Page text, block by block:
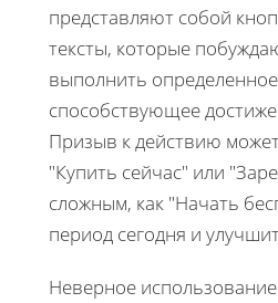
представляют собой
тексты, которые
выполнить
способствующее
Призыв к действию
"Купить сейчас" или
сложным, как "Начать
период сегодня и
Неверное